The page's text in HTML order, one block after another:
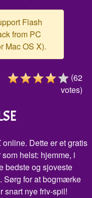
Flash
from PC
Mac OS X).
(62
votes)
Dette er et gratis
helst: hjemme, i
bedste og sjoveste
Sørg for at bogmærke
snart nye friv-spil!